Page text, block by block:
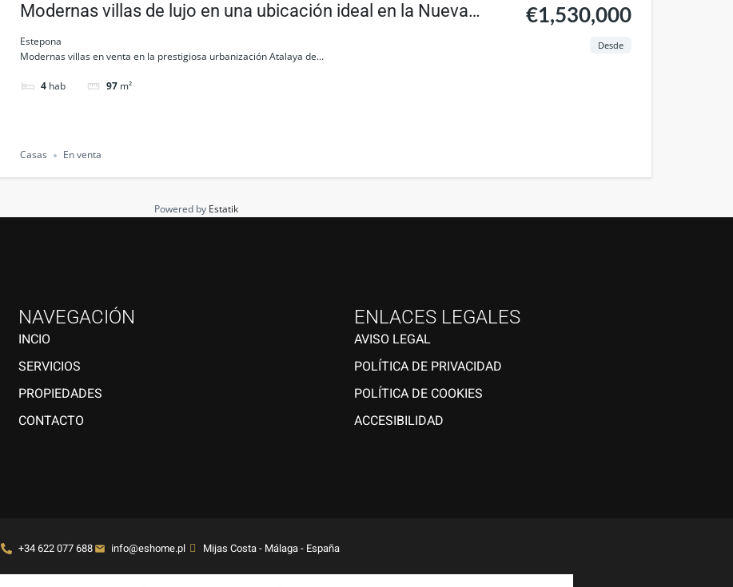
Modernas villas de lujo en una ubicación ideal en la Nueva
Milla de Oro, Estepona
Estepona
Modernas villas en venta en la prestigiosa urbanización Atalaya de...
4 hab 97 m²
€1,530,000
Desde
Casas En venta
Powered by Estatik
NAVEGACIÓN
INCIO
SERVICIOS
PROPIEDADES
CONTACTO
ENLACES LEGALES
AVISO LEGAL
POLÍTICA DE PRIVACIDAD
POLÍTICA DE COOKIES
ACCESIBILIDAD
+34 622 077 688 info@eshome.pl Mijas Costa - Málaga - España